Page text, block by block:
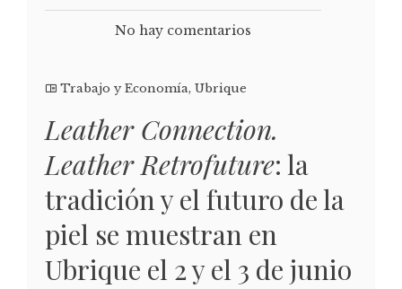
No hay comentarios
Trabajo y Economía, Ubrique
Leather Connection.
Leather Retrofuture: la
tradición y el futuro de la
piel se muestran en
Ubrique el 2 y el 3 de junio